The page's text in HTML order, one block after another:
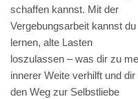
schaffen kannst. Mit der
Vergebungsarbeit kannst du
lernen, alte Lasten
loszulassen – was dir zu
innerer Weite verhilft und dir
den Weg zur Selbstliebe